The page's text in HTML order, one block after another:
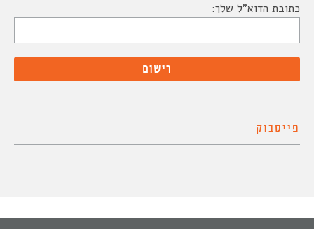
כתובת הדוא"ל שלך:
פייסבוק